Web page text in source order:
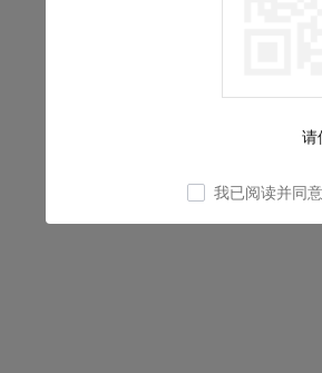
请
我已阅读并同意